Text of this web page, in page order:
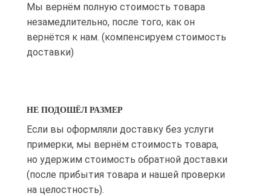
Мы вернём полную стоимость товара
незамедлительно, после того, как он
вернётся к нам. (компенсируем стоимость
доставки)
НЕ ПОДОШЁЛ РАЗМЕР
Если вы оформляли доставку без услуги
примерки, мы вернём стоимость товара,
но удержим стоимость обратной доставки
(после прибытия товара и нашей проверки
на целостность).